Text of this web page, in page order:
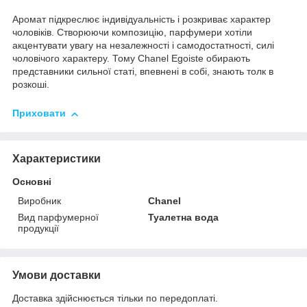
Аромат підкреслює індивідуальність і розкриває характер
чоловіків. Створюючи композицію, парфумери хотіли
акцентувати увагу на незалежності і самодостатності, силі
чоловічого характеру. Тому Chanel Egoiste обирають
представники сильної статі, впевнені в собі, знають толк в
розкоші.
Приховати
Характеристики
Основні
Виробник
Chanel
Вид парфумерної
продукції
Туалетна вода
Умови доставки
Доставка здійснюється тільки по передоплаті.